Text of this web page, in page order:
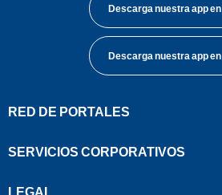
Descarga nuestra app en
Descarga nuestra app en
RED DE PORTALES
SERVICIOS CORPORATIVOS
LEGAL